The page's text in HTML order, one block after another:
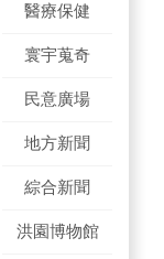
醫療保健
寰宇蒐奇
民意廣場
地方新聞
綜合新聞
洪園博物館